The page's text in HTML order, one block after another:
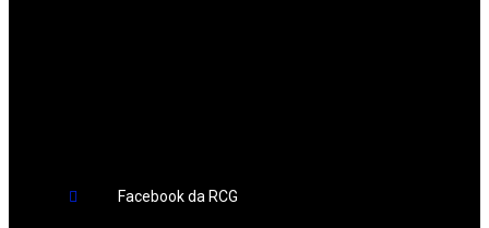
Facebook da RCG